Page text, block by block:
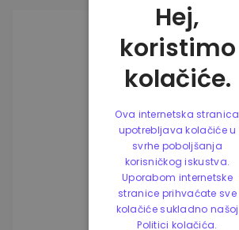
Hej,
koristimo
kolačiće.
Ova internetska stranica
upotrebljava kolačiće u
svrhe poboljšanja
korisničkog iskustva.
Uporabom internetske
stranice prihvaćate sve
kolačiće sukladno našoj
Politici kolačića.